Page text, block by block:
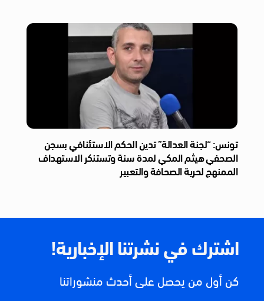
تونس: “لجنة العدالة” تدين الحكم الاستئنافي بسجن
الصحفي هيثم المكي لمدة سنة وتستنكر الاستهداف
الممنهج لحرية الصحافة والتعبير
اشترك في نشرتنا الإخبارية!
كن أول من يحصل على أحدث منشوراتنا